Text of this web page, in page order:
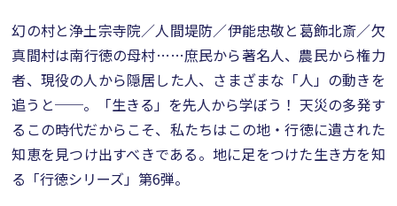
幻の村と浄土宗寺院／人間堤防／伊能忠敬と葛飾北斎／欠
真間村は南行徳の母村……庶民から著名人、農民から権力
者、現役の人から隠居した人、さまざまな「人」の動きを
追うと──。「生きる」を先人から学ぼう！ 天災の多発す
るこの時代だからこそ、私たちはこの地・行徳に遺された
知恵を見つけ出すべきである。地に足をつけた生き方を知
る「行徳シリーズ」第6弾。